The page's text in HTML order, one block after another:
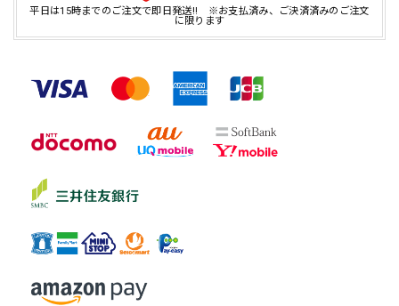
平日は15時までのご注文で即日発送!! ※お支払済み、ご決済済みのご注文
に限ります